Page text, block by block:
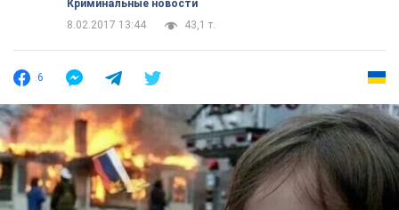
Криминальные новости
8.02.2017 13:44
43,1 т.
6